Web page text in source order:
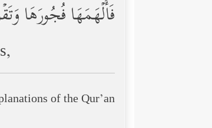
فَأَلۡهَمَهَا فُجُورَهَا
of the Qur’an: